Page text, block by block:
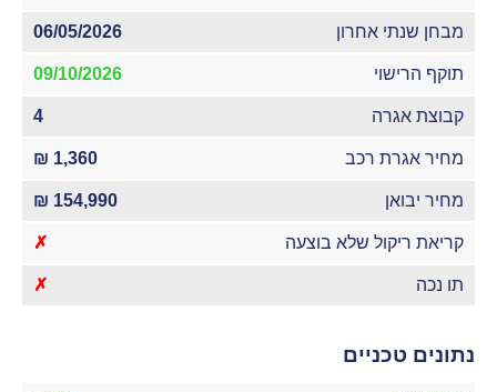
מבחן שנתי אחרון 06/05/2026
תוקף הרישוי 09/10/2026
קבוצת אגרה 4
מחיר אגרת רכב 1,360 ₪
מחיר יבואן 154,990 ₪
קריאת ריקול שלא בוצעה ✗
תו נכה ✗
נתונים טכניים